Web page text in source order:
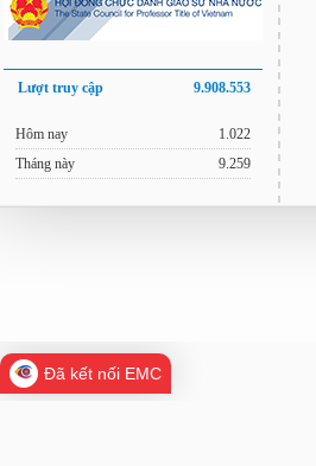
Lượt truy cập 9.908.553
Hôm nay
Tháng này
1.022
9.259
Đã kết nối EMC